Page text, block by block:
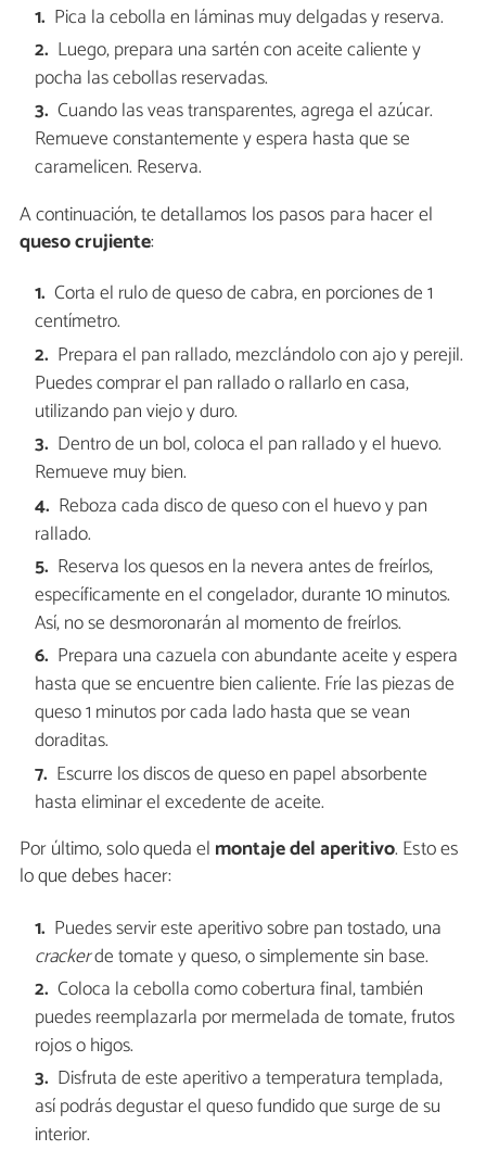
Pica la cebolla en láminas muy delgadas y reserva.
Luego, prepara una sartén con aceite caliente y
pocha las cebollas reservadas.
Cuando las veas transparentes, agrega el azúcar.
Remueve constantemente y espera hasta que se
caramelicen. Reserva.
A continuación, te detallamos los pasos para hacer el
queso crujiente:
Corta el rulo de queso de cabra, en porciones de 1
centímetro.
Prepara el pan rallado, mezclándolo con ajo y perejil.
Puedes comprar el pan rallado o rallarlo en casa,
utilizando pan viejo y duro.
Dentro de un bol, coloca el pan rallado y el huevo.
Remueve muy bien.
Reboza cada disco de queso con el huevo y pan
rallado.
Reserva los quesos en la nevera antes de freírlos,
específicamente en el congelador, durante 10 minutos.
Así, no se desmoronarán al momento de freírlos.
Prepara una cazuela con abundante aceite y espera
hasta que se encuentre bien caliente. Fríe las piezas de
queso 1 minutos por cada lado hasta que se vean
doraditas.
Escurre los discos de queso en papel absorbente
hasta eliminar el excedente de aceite.
Por último, solo queda el montaje del aperitivo. Esto es
lo que debes hacer:
Puedes servir este aperitivo sobre pan tostado, una
crackerde tomate y queso, o simplemente sin base.
Coloca la cebolla como cobertura final, también
puedes reemplazarla por mermelada de tomate, frutos
rojos o higos.
Disfruta de este aperitivo a temperatura templada,
así podrás degustar el queso fundido que surge de su
interior.